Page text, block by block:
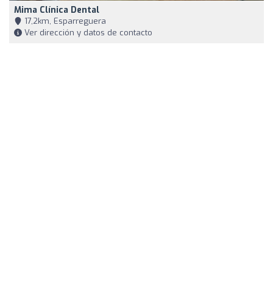
Mima Clínica Dental
17,2km, Esparreguera
Ver dirección y datos de contacto